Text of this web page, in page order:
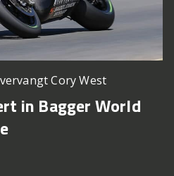
Cory West
in Bagger World